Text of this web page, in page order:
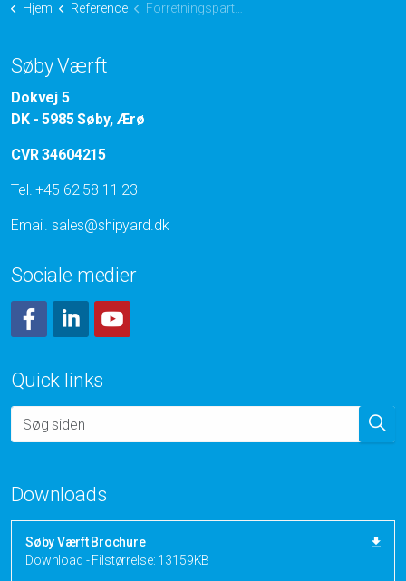
Hjem Reference Forretningspartnere
Søby Værft
Dokvej 5
DK - 5985 Søby, Ærø
CVR 34604215
Tel.+45 62 58 11 23
Email. sales@shipyard.dk
Sociale medier
Quick links
Downloads
Søby Værft Brochure
Download - Filstørrelse: 13159KB